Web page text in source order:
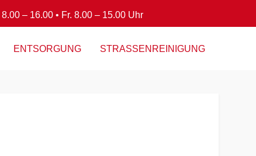
– 16.00 • Fr. 8.00 – 15.00 Uhr
ENTSORGUNG STRASSENREINIGUNG